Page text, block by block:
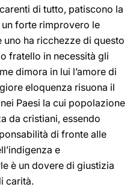
di tutto, patiscono la
forte rimprovero le
uno ha ricchezze di questo
fratello in necessità gli
dimora in lui l’amore di
eloquenza risuona il
Paesi la cui popolazione
da cristiani, essendo
di fronte alle
e
è un dovere di giustizia
carità.